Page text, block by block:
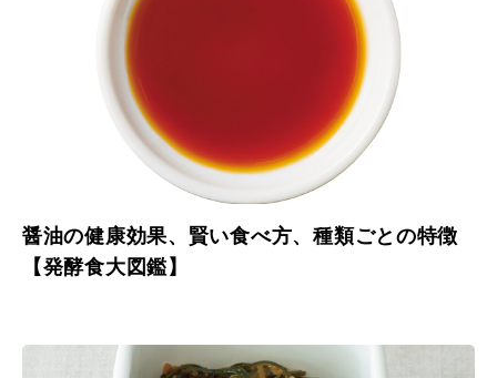
醤油の健康効果、賢い食べ方、種類ごとの特徴
【発酵食大図鑑】